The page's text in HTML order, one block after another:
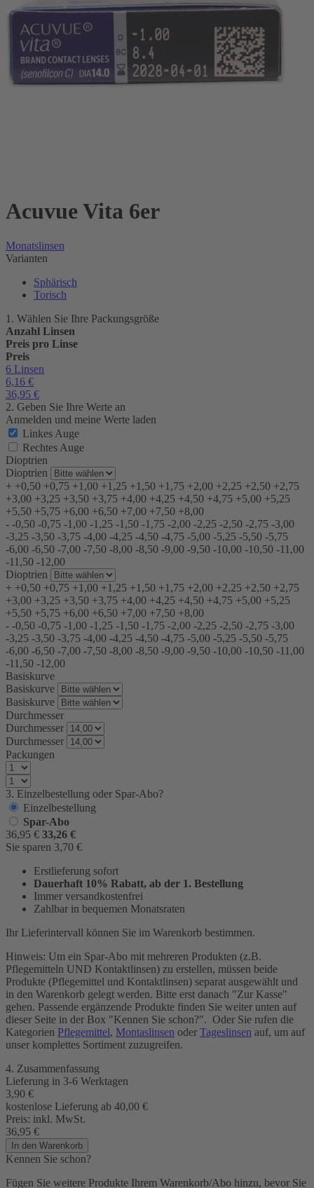
Acuvue Vita 6er
Monatslinsen
Varianten
Sphärisch
Torisch
1. Wählen Sie Ihre Packungsgröße
Anzahl Linsen
Preis pro Linse
Preis
6 Linsen
6,16 €
36,95 €
2. Geben Sie Ihre Werte an
Anmelden und meine Werte laden
Linkes Auge
Rechtes Auge
Dioptrien
Dioptrien
+ +0,50 +0,75 +1,00 +1,25 +1,50 +1,75 +2,00 +2,25 +2,50 +2,75
+3,00 +3,25 +3,50 +3,75 +4,00 +4,25 +4,50 +4,75 +5,00 +5,25
+5,50 +5,75 +6,00 +6,50 +7,00 +7,50 +8,00
- -0,50 -0,75 -1,00 -1,25 -1,50 -1,75 -2,00 -2,25 -2,50 -2,75 -3,00
-3,25 -3,50 -3,75 -4,00 -4,25 -4,50 -4,75 -5,00 -5,25 -5,50 -5,75
-6,00 -6,50 -7,00 -7,50 -8,00 -8,50 -9,00 -9,50 -10,00 -10,50 -11,00
-11,50 -12,00
Dioptrien
+ +0,50 +0,75 +1,00 +1,25 +1,50 +1,75 +2,00 +2,25 +2,50 +2,75
+3,00 +3,25 +3,50 +3,75 +4,00 +4,25 +4,50 +4,75 +5,00 +5,25
+5,50 +5,75 +6,00 +6,50 +7,00 +7,50 +8,00
- -0,50 -0,75 -1,00 -1,25 -1,50 -1,75 -2,00 -2,25 -2,50 -2,75 -3,00
-3,25 -3,50 -3,75 -4,00 -4,25 -4,50 -4,75 -5,00 -5,25 -5,50 -5,75
-6,00 -6,50 -7,00 -7,50 -8,00 -8,50 -9,00 -9,50 -10,00 -10,50 -11,00
-11,50 -12,00
Basiskurve
Basiskurve
Basiskurve
Durchmesser
Durchmesser
Durchmesser
Packungen
3. Einzelbestellung oder Spar-Abo?
Einzelbestellung
Spar-Abo
36,95 € 33,26 €
Sie sparen 3,70 €
Erstlieferung sofort
Dauerhaft 10% Rabatt, ab der 1. Bestellung
Immer versandkostenfrei
Zahlbar in bequemen Monatsraten
Ihr Lieferintervall können Sie im Warenkorb bestimmen.
Hinweis: Um ein Spar-Abo mit mehreren Produkten (z.B.
Pflegemitteln UND Kontaktlinsen) zu erstellen, müssen beide
Produkte (Pflegemittel und Kontaktlinsen) separat ausgewählt und
in den Warenkorb gelegt werden. Bitte erst danach "Zur Kasse"
gehen. Passende ergänzende Produkte finden Sie weiter unten auf
dieser Seite in der Box "Kennen Sie schon?". Oder Sie rufen die
Kategorien Pflegemittel, Montaslinsen oder Tageslinsen auf, um auf
unser komplettes Sortiment zuzugreifen.
4. Zusammenfassung
Lieferung in 3-6 Werktagen
3,90 €
kostenlose Lieferung ab 40,00 €
Preis: inkl. MwSt.
36,95 €
In den Warenkorb
Kennen Sie schon?
Fügen Sie weitere Produkte Ihrem Warenkorb/Abo hinzu, bevor Sie